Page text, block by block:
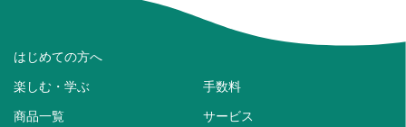
はじめての方へ
楽しむ・学ぶ 手数料
商品一覧 サービス